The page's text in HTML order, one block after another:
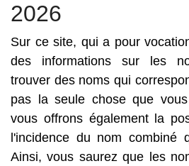
2026
Sur ce site, qui a pour
des informations sur les
trouver des noms qui
pas la seule chose que
vous offrons également la
l'incidence du nom combiné
Ainsi, vous saurez que les